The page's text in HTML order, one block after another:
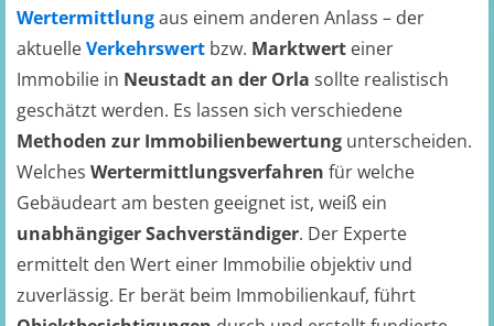
Wertermittlungaus einem anderen Anlass – der
aktuelleVerkehrswert bzw. Marktwert einer
Immobilie in Neustadt an der Orla sollte realistisch
geschätzt werden. Es lassen sich verschiedene
Methoden zur Immobilienbewertung unterscheiden.
Welches Wertermittlungsverfahren für welche
Gebäudeart am besten geeignet ist, weiß ein
unabhängiger Sachverständiger. Der Experte
ermittelt den Wert einer Immobilie objektiv und
zuverlässig. Er berät beim Immobilienkauf, führt